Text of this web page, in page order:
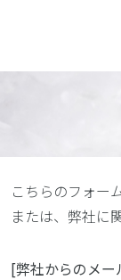
こちらのフォー
または、弊社に
[弊社からのメ